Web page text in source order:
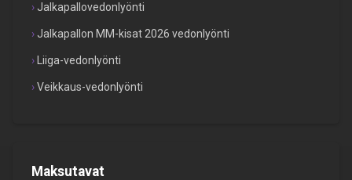
Jalkapallovedonlyönti
Jalkapallon MM-kisat 2026 vedonlyönti
Liiga-vedonlyönti
Veikkaus-vedonlyönti
Maksutavat